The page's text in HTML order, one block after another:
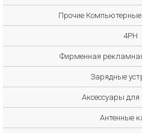
Прочие
4PH
Фирменная
Зарядные
Аксессуары для
Антенные